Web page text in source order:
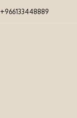
+966133448889